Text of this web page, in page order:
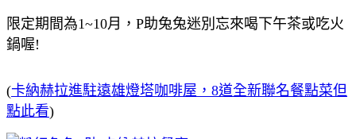
限定期間為1~10月，P助兔兔迷別忘來喝下午茶或吃火
鍋喔!
(卡納赫拉進駐遠雄燈塔咖啡屋，8道全新聯名餐點菜但
點此看)